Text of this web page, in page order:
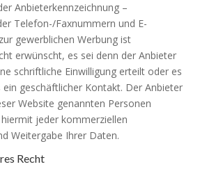
Anbieterkennzeichnung –
Telefon-/Faxnummern und E-
gewerblichen Werbung ist
erwünscht, es sei denn der Anbieter
schriftliche Einwilligung erteilt oder es
geschäftlicher Kontakt. Der Anbieter
Website genannten Personen
jeder kommerziellen
Weitergabe Ihrer Daten.
Recht